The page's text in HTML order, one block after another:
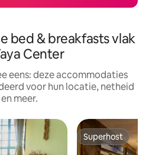
bed & breakfasts vlak
Center
eens: deze accommodaties
voor hun locatie, netheid
en meer.
Superhost
Superhost